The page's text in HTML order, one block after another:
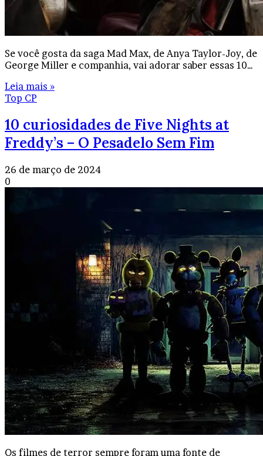
Se você gosta da saga Mad Max, de Anya Taylor-Joy, de
George Miller e companhia, vai adorar saber essas 10…
Leia mais »
Top CP
10 curiosidades de Five Nights at
Freddy’s – O Pesadelo Sem Fim
26 de março de 2024
0
Os filmes de terror sempre foram uma fonte de